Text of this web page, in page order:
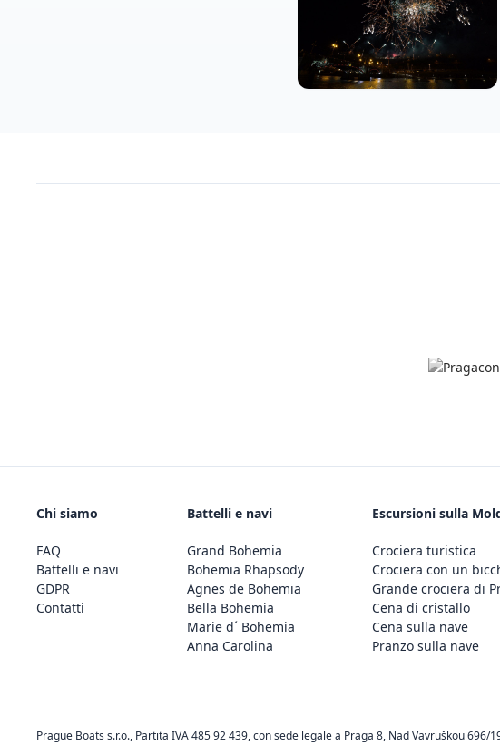
Chi siamo
FAQ
Battelli e navi
GDPR
Contatti
Battelli e navi
Grand Bohemia
Bohemia Rhapsody
Agnes de Bohemia
Bella Bohemia
Marie d´ Bohemia
Anna Carolina
Escursioni sulla
Crociera turistica
Crociera con un
Grande crociera di
Cena di cristallo
Cena sulla nave
Pranzo sulla nave
Prague Boats s.r.o., Partita IVA 485 92 439, con sede legale a Praga 8, Nad Vavruškou